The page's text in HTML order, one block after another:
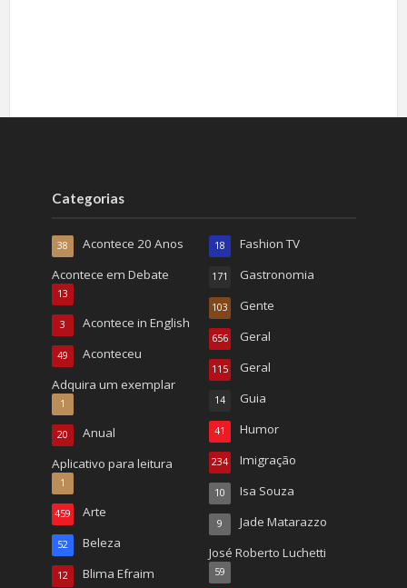
Categorias
Acontece 20 Anos
38
Acontece em Debate
13
Acontece in English
3
Aconteceu
49
Adquira um exemplar
1
Anual
20
Aplicativo para leitura
1
Arte
459
Beleza
52
Blima Efraim
12
Fashion TV
18
Gastronomia
171
Gente
103
Geral
656
Geral
115
Guia
14
Humor
41
Imigração
234
Isa Souza
10
Jade Matarazzo
9
José Roberto Luchetti
59